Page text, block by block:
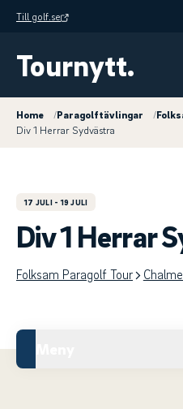
Till golf.se
Tournytt.
Home /Paragolftävlingar /
Div 1 Herrar Sydvästra
17 JULI - 19 JULI
Div 1 Herrar
Folksam Paragolf Tour